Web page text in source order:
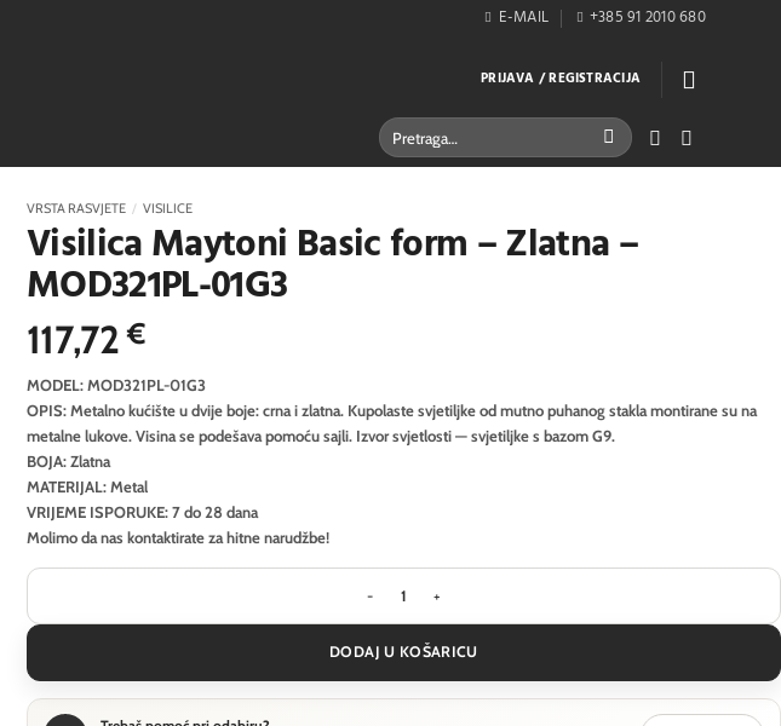
E-MAIL +385 91 2010 680
PRIJAVA / REGISTRACIJA
Pretraži:
VRSTA RASVJETE / VISILICE
Visilica Maytoni Basic form – Zlatna –
MOD321PL-01G3
117,72€
MODEL: MOD321PL-01G3
OPIS: Metalno kućište u dvije boje: crna i zlatna. Kupolaste svjetiljke od mutno puhanog stakla montirane su na
metalne lukove. Visina se podešava pomoću sajli. Izvor svjetlosti — svjetiljke s bazom G9.
BOJA: Zlatna
MATERIJAL: Metal
VRIJEME ISPORUKE: 7 do 28 dana
Molimo da nas kontaktirate za hitne narudžbe!
Visilica Maytoni Basic form - Zlatna - MOD321PL-
DODAJ U KOŠARICU